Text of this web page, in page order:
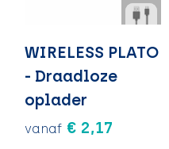
WIRELESS PLATO
- Draadloze
oplader
vanaf € 2,17